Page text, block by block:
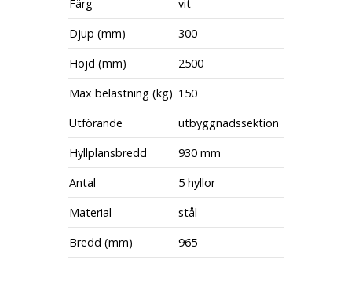
Färg
vit
Djup (mm)
300
Höjd (mm)
2500
Max belastning (kg) 150
Utförande
utbyggnadssektion
Hyllplansbredd
930 mm
Antal
5 hyllor
Material
stål
Bredd (mm)
965